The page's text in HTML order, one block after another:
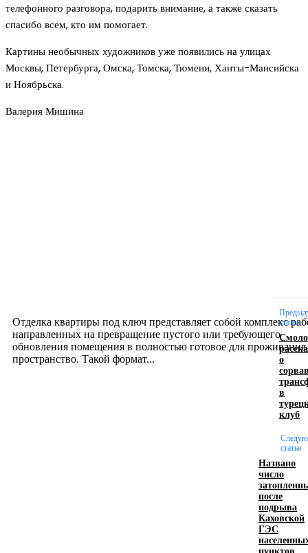
телефонного разговора, подарить внимание, а также сказать
спасибо всем, кто им помогает.
Картины необычных художников уже появились на улицах
Москвы, Петербурга, Омска, Томска, Тюмени, Ханты-Мансийска
и Ноябрьска.
Валерия Мишина
Отделка квартиры под ключ представляет собой комплекс
направленных на превращение пустого или требующего
обновления помещения в полностью готовое для проживания
пространство. Такой формат...
логотипом: эффективный инструмент бренда
Девушка в бокале: легендарный номер бурлеска
статья
о
в
клуб
статья
Названо
число
после
подрыва
Каховской
ГЭС